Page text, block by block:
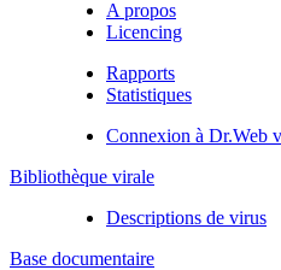
A propos
Licencing
Rapports
Statistiques
Connexion à Dr.Web
Bibliothèque virale
Descriptions de virus
Base documentaire